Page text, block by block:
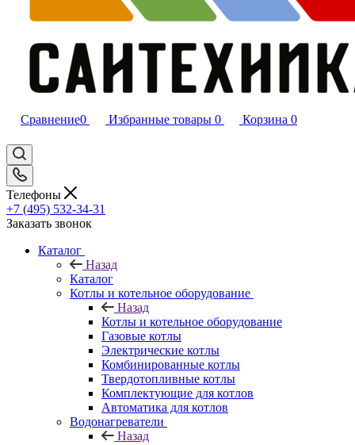
Сравнение0 Избранные товары 0 Корзина 0
Телефоны
+7 (495) 532‑34‑31
Заказать звонок
Каталог
Назад
Каталог
Котлы и котельное оборудование
Назад
Котлы и котельное оборудование
Газовые котлы
Электрические котлы
Комбинированные котлы
Твердотопливные котлы
Комплектующие для котлов
Автоматика для котлов
Водонагреватели
Назад